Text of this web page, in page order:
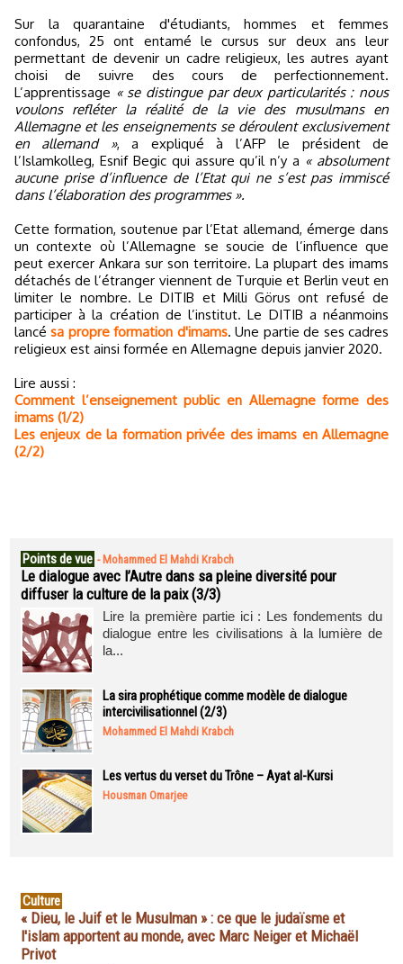
Sur la quarantaine d'étudiants, hommes et femmes
confondus, 25 ont entamé le cursus sur deux ans leur
permettant de devenir un cadre religieux, les autres ayant
choisi de suivre des cours de perfectionnement.
L’apprentissage « se distingue par deux particularités : nous
voulons refléter la réalité de la vie des musulmans en
Allemagne et les enseignements se déroulent exclusivement
en allemand », a expliqué à l’AFP le président de
l’Islamkolleg, Esnif Begic qui assure qu’il n’y a « absolument
aucune prise d’influence de l’Etat qui ne s’est pas immiscé
dans l’élaboration des programmes ».
Cette formation, soutenue par l’Etat allemand, émerge dans
un contexte où l’Allemagne se soucie de l’influence que
peut exercer Ankara sur son territoire. La plupart des imams
détachés de l’étranger viennent de Turquie et Berlin veut en
limiter le nombre. Le DITIB et Milli Görus ont refusé de
participer à la création de l’institut. Le DITIB a néanmoins
lancésa propre formation d'imams. Une partie de ses cadres
religieux est ainsi formée en Allemagne depuis janvier 2020.
Lire aussi :
Comment l’enseignement public en Allemagne forme des
imams (1/2)
Les enjeux de la formation privée des imams en Allemagne
(2/2)
Points de vue - Mohammed El Mahdi Krabch
Le dialogue avec l’Autre dans sa pleine diversité pour
diffuser la culture de la paix (3/3)
Lire la première partie ici : Les fondements du
dialogue entre les civilisations à la lumière de
la...
La sira prophétique comme modèle de dialogue
intercivilisationnel (2/3)
Mohammed El Mahdi Krabch
Les vertus du verset du Trône – Ayat al-Kursi
Housman Omarjee
Culture
« Dieu, le Juif et le Musulman » : ce que le judaïsme et
l'islam apportent au monde, avec Marc Neiger et Michaël
Privot